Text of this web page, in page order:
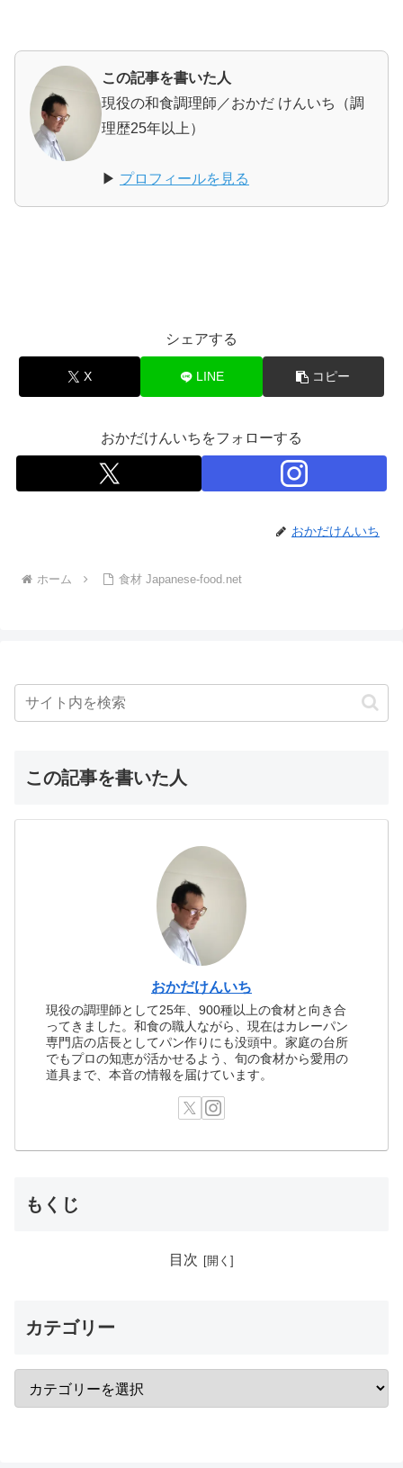
この記事を書いた人
現役の和食調理師／おかだ けんいち（調
理歴25年以上）
▶ プロフィールを見る
シェアする
X LINE コピー
おかだけんいちをフォローする
おかだけんいち
ホーム 食材 Japanese-food.net
この記事を書いた人
おかだけんいち
現役の調理師として25年、900種以上の食材と向き合
ってきました。和食の職人ながら、現在はカレーパン
専門店の店長としてパン作りにも没頭中。家庭の台所
でもプロの知恵が活かせるよう、旬の食材から愛用の
道具まで、本音の情報を届けています。
もくじ
目次
カテゴリー